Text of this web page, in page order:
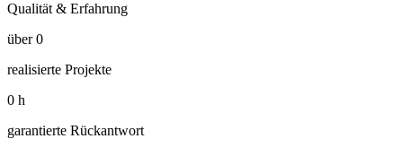
Qualität & Erfahrung
über 0
realisierte Projekte
0 h
garantierte Rückantwort